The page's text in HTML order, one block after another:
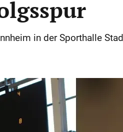
in der Sporthalle